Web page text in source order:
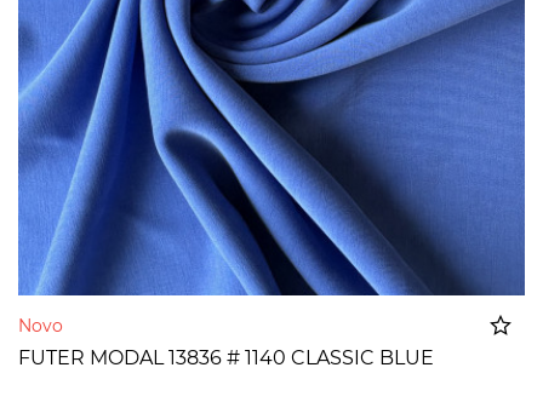
Novo
FUTER MODAL 13836 # 1140 CLASSIC BLUE